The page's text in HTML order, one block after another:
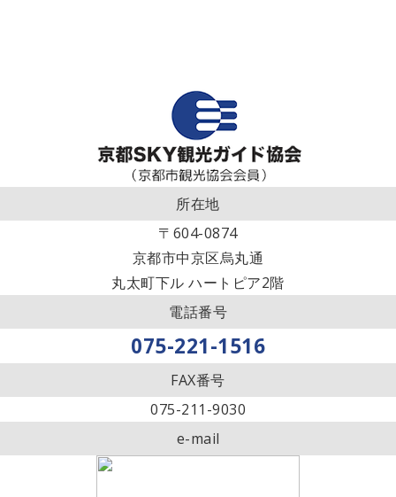
所在地
〒604-0874
京都市中京区烏丸通
丸太町下ル ハートピア2階
電話番号
075-221-1516
FAX番号
075-211-9030
e-mail